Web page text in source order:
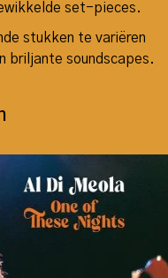
set-pieces.
stukken te variëren
briljante soundscapes.